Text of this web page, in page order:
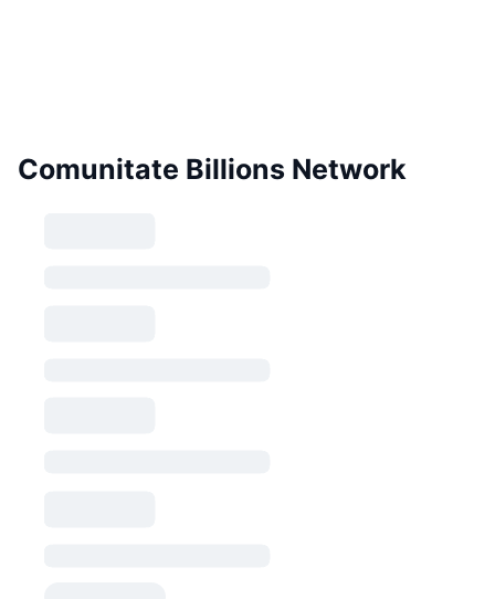
Comunitate Billions Network